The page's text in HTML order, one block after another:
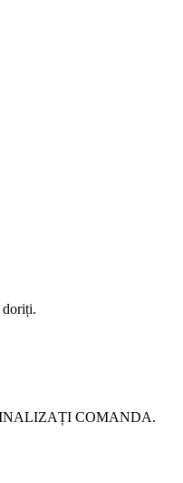
doriți.
FINALIZAȚI COMANDA.